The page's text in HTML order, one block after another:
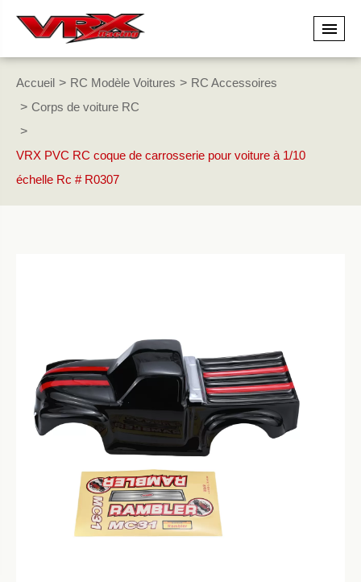
Accueil RC Modèle Voitures
RC Accessoires
Corps de voiture RC
VRX PVC RC coque de carrosserie pour voiture à 1/10
échelle Rc # R0307